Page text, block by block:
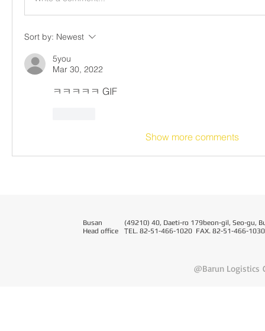
Sort by: Newest
5you
Mar 30, 2022
ㅋㅋㅋㅋㅋ GIF
Show more comments
Busan
Head office
(49210) 40, Daeti-ro 179beon-gil, Seo-gu,
TEL. 82-51-466-1020 FAX. 82-51-466-1030
@Barun Logistics